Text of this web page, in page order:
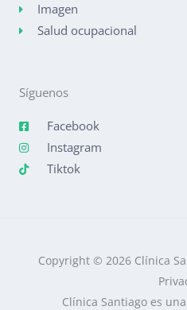
Imagen
Salud ocupacional
Síguenos
Facebook
Instagram
Tiktok
Copyright © 2026 Clínica
Clínica Santiago es